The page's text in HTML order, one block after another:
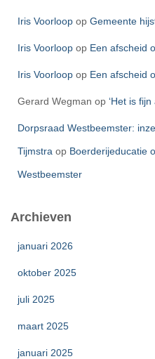
Iris Voorloop op Gemeente
Iris Voorloop op Een afscheid
Iris Voorloop op Een afscheid
Gerard Wegman op ‘Het is
Dorpsraad Westbeemster:
Tijmstra op Boerderijeducatie
Westbeemster
Archieven
januari 2026
oktober 2025
juli 2025
maart 2025
januari 2025